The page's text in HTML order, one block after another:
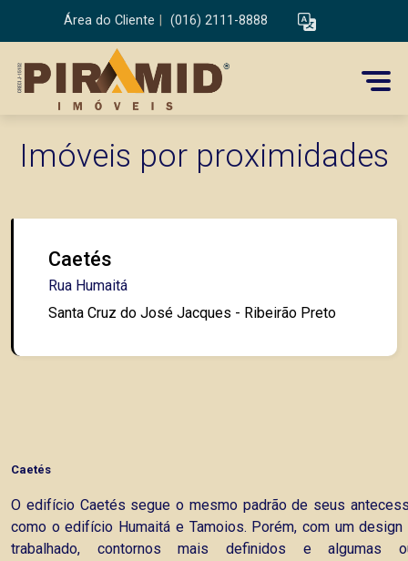
Área do Cliente (016) 2111-8888
Imóveis por proximidades
Caetés
Rua Humaitá
Santa Cruz do José Jacques - Ribeirão Preto
Caetés
O edifício Caetés segue o mesmo padrão de seus
como o edifício Humaitá e Tamoios. Porém, com um design
trabalhado, contornos mais definidos e algumas